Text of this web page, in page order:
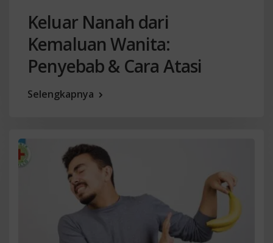
Keluar Nanah dari
Kemaluan Wanita:
Penyebab & Cara Atasi
Selengkapnya